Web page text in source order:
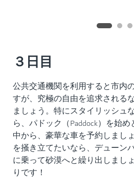
３日目
公共交通機関を利用すると市内
すが、究極の自由を追求される
ましょう。特にスタイリッシュ
ら、パドック（Paddock）を始
中から、豪華な車を予約しまし
を掻き立てたいなら、デューン
に乗って砂漠へと繰り出しまし
りです！